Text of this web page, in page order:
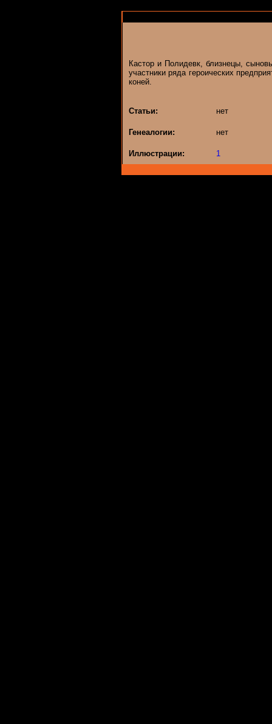
Кастор и Полидевк, близнецы,
участники ряда героических
коней.
Статьи: нет
Генеалогии: нет
Иллюстрации: 1